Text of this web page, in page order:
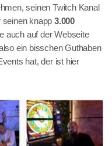
seinen Twitch Kanal
seinen knapp 3.000
auch auf der Webseite
ein bisschen Guthaben
hat, der ist hier